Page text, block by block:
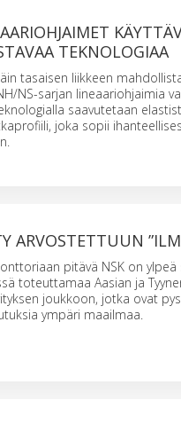
TEKNOLOGIAA
tasaisen liikkeen
NS-sarjan lineaariohjaimia
saavutetaan
joka sopii
ARVOSTETTUUN
pitävä NSK on
toteuttamaa Aasian ja
joukkoon, jotka ovat
ympäri maailmaa.